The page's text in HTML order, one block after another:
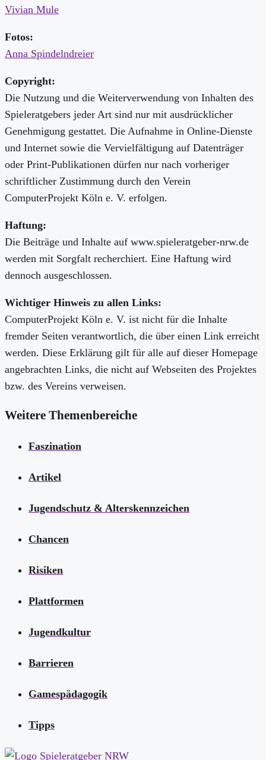
Vivian Mule
Fotos:
Anna Spindelndreier
Copyright:
Die Nutzung und die Weiterverwendung von Inhalten des
Spieleratgebers jeder Art sind nur mit ausdrücklicher
Genehmigung gestattet. Die Aufnahme in Online-Dienste
und Internet sowie die Vervielfältigung auf Datenträger
oder Print-Publikationen dürfen nur nach vorheriger
schriftlicher Zustimmung durch den Verein
ComputerProjekt Köln e. V. erfolgen.
Haftung:
Die Beiträge und Inhalte auf www.spieleratgeber-nrw.de
werden mit Sorgfalt recherchiert. Eine Haftung wird
dennoch ausgeschlossen.
Wichtiger Hinweis zu allen Links:
ComputerProjekt Köln e. V. ist nicht für die Inhalte
fremder Seiten verantwortlich, die über einen Link erreicht
werden. Diese Erklärung gilt für alle auf dieser Homepage
angebrachten Links, die nicht auf Webseiten des Projektes
bzw. des Vereins verweisen.
Weitere Themenbereiche
Faszination
Artikel
Jugendschutz & Alterskennzeichen
Chancen
Risiken
Plattformen
Jugendkultur
Barrieren
Gamespädagogik
Tipps